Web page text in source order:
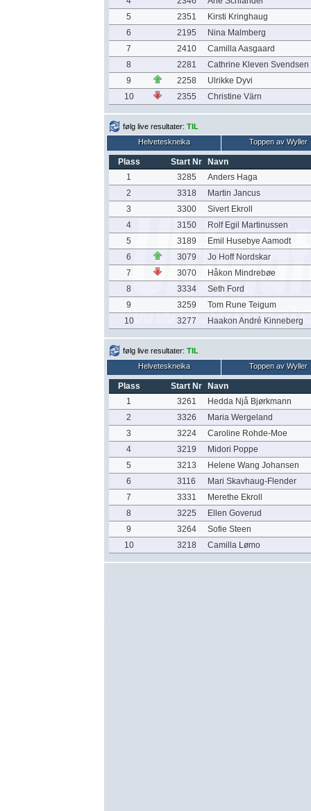
5
2351
Kirsti Kringhaug
6
2195
Nina Malmberg
7
2410
Camilla Aasgaard
8
2281
Cathrine Kleven Svendsen
9
2258
Ulrikke Dyvi
10
2355 Christine Värn
følg live resultater: TIL
Helveteskneika
Toppen av Wyller
Plass Start Nr
Navn
1
3285
Anders Haga
2
3318
Martin Jancus
3
3300
Sivert Ekroll
4
3150
Rolf Egil Martinussen
5
3189
Emil Husebye Aamodt
6
3079
Jo Hoff Nordskar
7
3070
Håkon Mindrebøe
8
3334
Seth Ford
9
3259
Tom Rune Teigum
10
3277 Haakon André Kinneberg
følg live resultater: TIL
Helveteskneika
Toppen av Wyller
Plass Start Nr
Navn
1
3261
Hedda Njå Bjørkmann
2
3326
Maria Wergeland
3
3224
Caroline Rohde-Moe
4
3219
Midori Poppe
5
3213
Helene Wang Johansen
6
3116
Mari Skavhaug-Flender
7
3331
Merethe Ekroll
8
3225
Ellen Goverud
9
3264
Sofie Steen
10
3218 Camilla Lømo